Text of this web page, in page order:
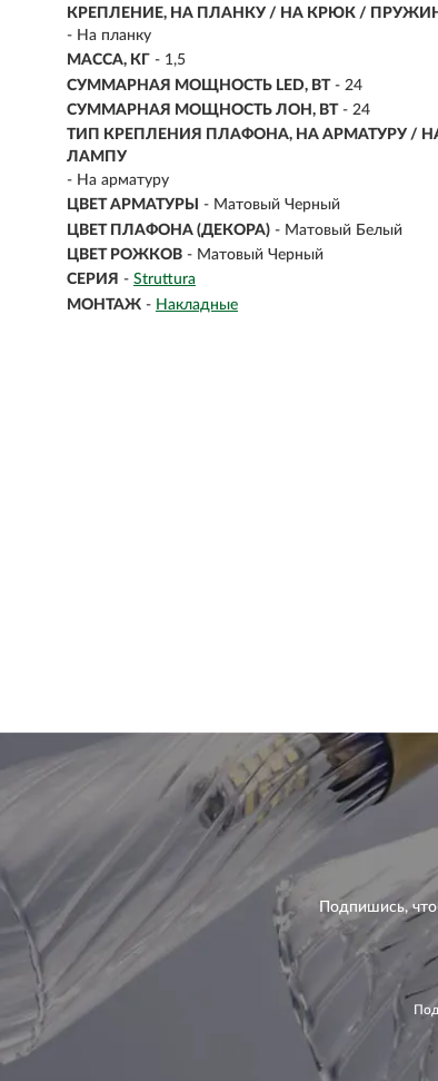
КРЕПЛЕНИЕ, НА ПЛАНКУ / НА КРЮК /
- На планку
МАССА, КГ - 1,5
СУММАРНАЯ МОЩНОСТЬ LED, ВТ - 24
СУММАРНАЯ МОЩНОСТЬ ЛОН, ВТ - 24
ТИП КРЕПЛЕНИЯ ПЛАФОНА, НА АРМАТУРУ /
ЛАМПУ
- На арматуру
ЦВЕТ АРМАТУРЫ
- Матовый Черный
ЦВЕТ ПЛАФОНА (ДЕКОРА) - Матовый Белый
ЦВЕТ РОЖКОВ - Матовый Черный
СЕРИЯ - Struttura
МОНТАЖ - Накладные
Подпишись,